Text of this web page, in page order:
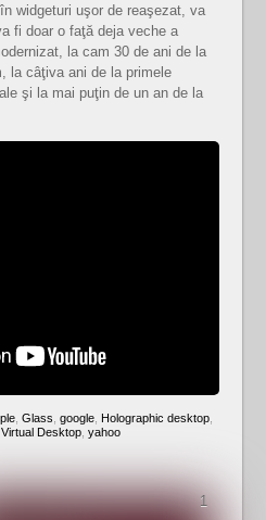
widgeturi uşor de reaşezat, va
fi doar o faţă deja veche a
la cam 30 de ani de la
la câţiva ani de la primele
şi la mai puţin de un an de la
, Glass google, Holographic desktop,
Virtual Desktop, yahoo
1